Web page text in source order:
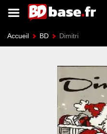
Accueil BD Dimitri